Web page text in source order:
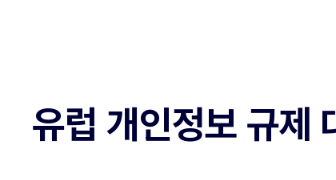
유럽 개인정보 규제